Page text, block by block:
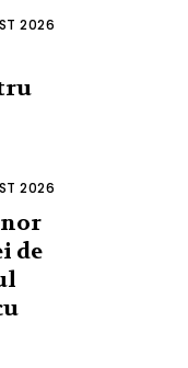
2026
2026
de